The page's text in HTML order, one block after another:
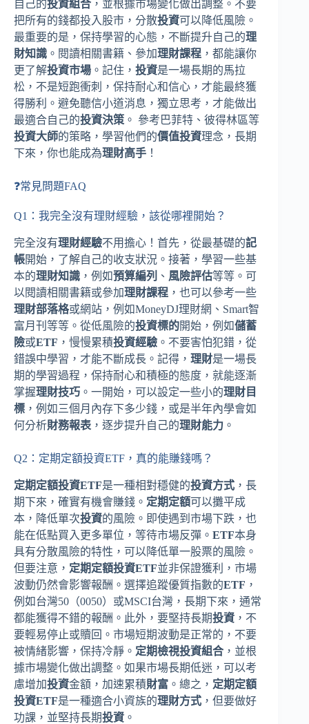
自己的投資組合 ，並根據市場變化做出調整。不要
把所有的錢都投入股市，分散投資可以降低風險。
最重要的是，保持學習的心態，不斷提升自己的理
財知識 。閱讀相關書籍、參加理財課程 ，都能讓你
更了解投資市場 。記住， 投資是一場長期的馬拉
松，不是短跑衝刺，保持耐心和信心，才能最終獲
得勝利。避免聽信小道消息，獨立思考，才能做出
最適合自己的投資決策 。 參考巴菲特、彼得林區等
投資大師的策略，學習他們的價值投資理念，長期
下來，你也能成為理財高手 ！
❓常見問題FAQ
Q1：我完全沒有理財經驗，該從哪裡開始？
完全沒有理財經驗不用擔心！首先，從最基礎的記
帳開始，了解自己的收支狀況。接著，學習一些基
本的理財知識 ，例如預算編列 、 風險評估等等。可
以閱讀相關書籍或參加理財課程 ，也可以參考一些
理財部落格或網站，例如MoneyDJ理財網、Smart智
富月刊等等。從低風險的投資標的開始，例如儲蓄
險或ETF ，慢慢累積投資經驗 。不要害怕犯錯，從
錯誤中學習，才能不斷成長。記得， 理財是一場長
期的學習過程，保持耐心和積極的態度，就能逐漸
掌握理財技巧 。一開始，可以設定一些小的理財目
標 ，例如三個月內存下多少錢，或是半年內學會如
何分析財務報表 ，逐步提升自己的理財能力 。
Q2：定期定額投資ETF，真的能賺錢嗎？
定期定額投資ETF是一種相對穩健的投資方式 ，長
期下來，確實有機會賺錢。 定期定額可以攤平成
本，降低單次投資的風險。即使遇到市場下跌，也
能在低點買入更多單位，等待市場反彈。 ETF本身
具有分散風險的特性，可以降低單一股票的風險。
但要注意， 定期定額投資ETF並非保證獲利，市場
波動仍然會影響報酬。選擇追蹤優質指數的ETF ，
例如台灣50（0050）或MSCI台灣，長期下來，通常
都能獲得不錯的報酬。此外，要堅持長期投資 ，不
要輕易停止或贖回。市場短期波動是正常的，不要
被情緒影響，保持冷靜。 定期檢視投資組合 ，並根
據市場變化做出調整。如果市場長期低迷，可以考
慮增加投資金額，加速累積財富 。總之， 定期定額
投資ETF是一種適合小資族的理財方式 ，但要做好
功課，並堅持長期投資 。